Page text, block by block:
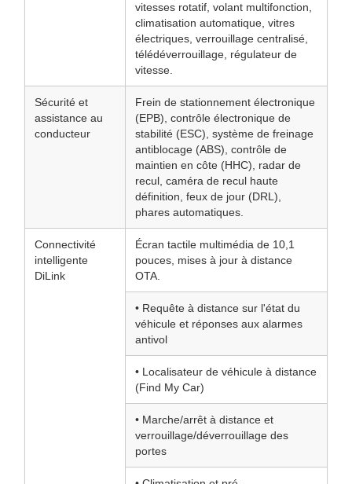
vitesses rotatif, volant multifonction,
climatisation automatique, vitres
électriques, verrouillage centralisé,
télédéverrouillage, régulateur de
vitesse.
Sécurité et
assistance au
conducteur
Frein de stationnement électronique
(EPB), contrôle électronique de
stabilité (ESC), système de freinage
antiblocage (ABS), contrôle de
maintien en côte (HHC), radar de
recul, caméra de recul haute
définition, feux de jour (DRL),
phares automatiques.
Connectivité
intelligente
DiLink
Écran tactile multimédia de 10,1
pouces, mises à jour à distance
OTA.
• Requête à distance sur l'état du
véhicule et réponses aux alarmes
antivol
• Localisateur de véhicule à distance
(Find My Car)
• Marche/arrêt à distance et
verrouillage/déverrouillage des
portes